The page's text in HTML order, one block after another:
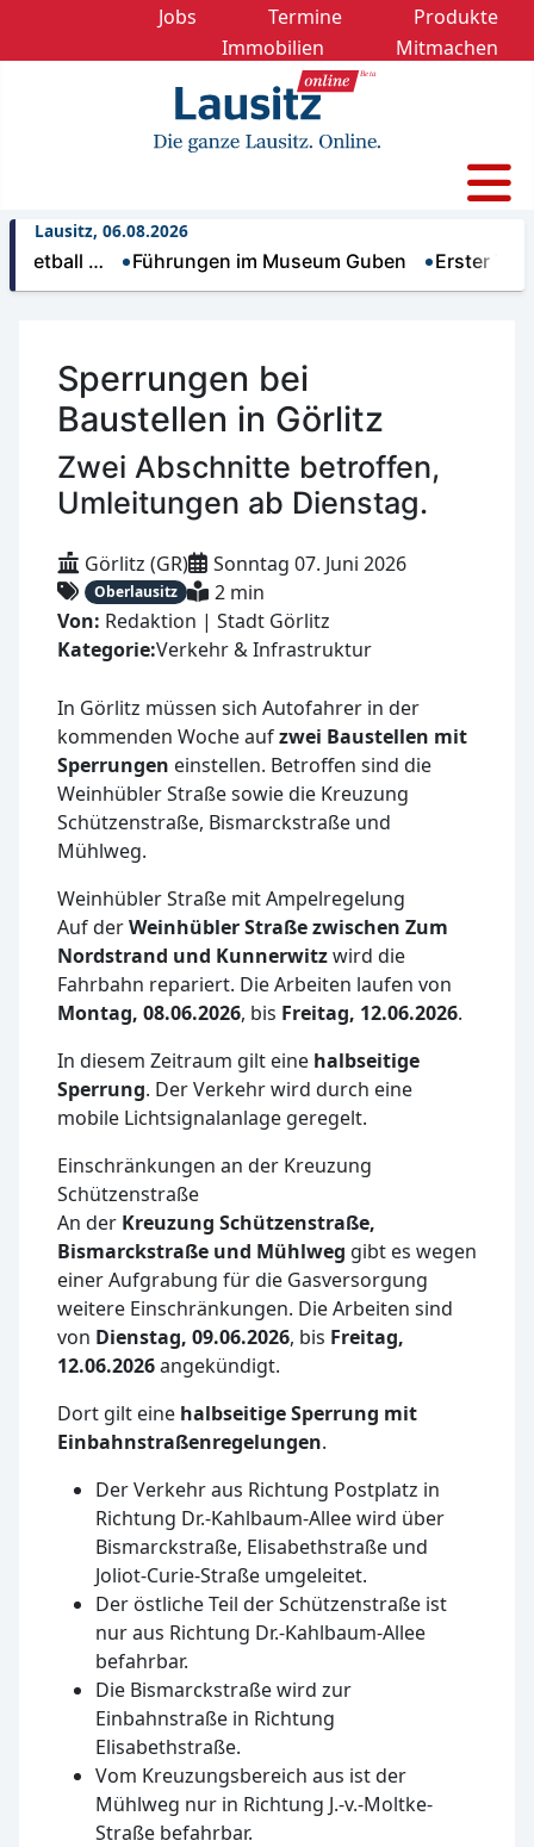
Jobs Termine
Produkte
Immobilien
Mitmachen
Lausitz, 06.08.2026
… Führungen im Museum Guben Erster
Sperrungen bei
Baustellen in Görlitz
Zwei Abschnitte betroffen,
Umleitungen ab Dienstag.
Görlitz (GR) Sonntag 07. Juni 2026
Oberlausitz
2 min
Von: Redaktion | Stadt Görlitz
Kategorie:Verkehr & Infrastruktur
In Görlitz müssen sich Autofahrer in der
kommenden Woche aufzwei Baustellen mit
Sperrungen einstellen. Betroffen sind die
Weinhübler Straße sowie die Kreuzung
Schützenstraße, Bismarckstraße und
Mühlweg.
Weinhübler Straße mit Ampelregelung
Auf derWeinhübler Straße zwischen Zum
Nordstrand und Kunnerwitzwird die
Fahrbahn repariert. Die Arbeiten laufen von
Montag, 08.06.2026, bis Freitag, 12.06.2026.
In diesem Zeitraum gilt eine halbseitige
Sperrung. Der Verkehr wird durch eine
mobile Lichtsignalanlage geregelt.
Einschränkungen an der Kreuzung
Schützenstraße
An der Kreuzung Schützenstraße,
Bismarckstraße und Mühlweg gibt es wegen
einer Aufgrabung für die Gasversorgung
weitere Einschränkungen. Die Arbeiten sind
von Dienstag, 09.06.2026, bis Freitag,
12.06.2026angekündigt.
Dort gilt eine halbseitige Sperrung mit
Einbahnstraßenregelungen.
Der Verkehr aus Richtung Postplatz in
Richtung Dr.-Kahlbaum-Allee wird über
Bismarckstraße, Elisabethstraße und
Joliot-Curie-Straße umgeleitet.
Der östliche Teil der Schützenstraße ist
nur aus Richtung Dr.-Kahlbaum-Allee
befahrbar.
Die Bismarckstraße wird zur
Einbahnstraße in Richtung
Elisabethstraße.
Vom Kreuzungsbereich aus ist der
Mühlweg nur in Richtung J.-v.-Moltke-
Straße befahrbar.